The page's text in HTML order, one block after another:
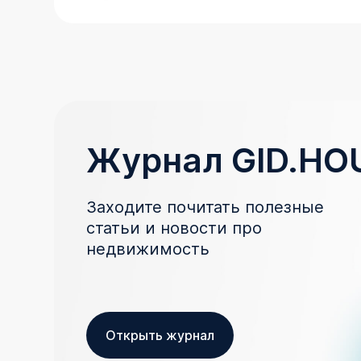
Журнал
Заходите почитать полезные
статьи и новости про
недвижимость
Открыть журнал